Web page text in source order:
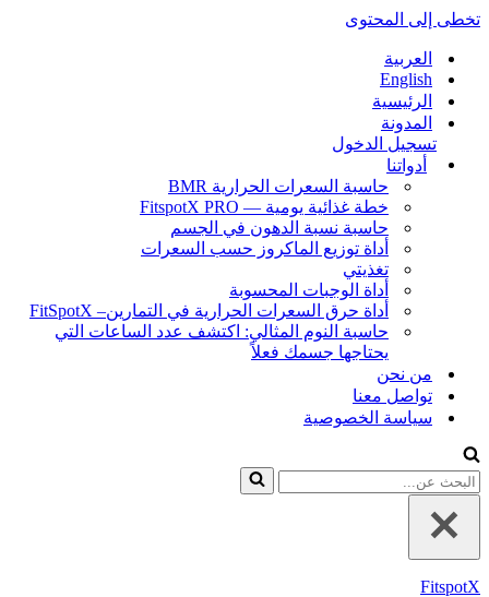
تخطى إلى المحتوى
العربية
English
الرئيسية
المدونة
تسجيل الدخول
أدواتنا
حاسبة السعرات الحرارية BMR
خطة غذائية يومية — FitspotX PRO
حاسبة نسبة الدهون في الجسم
أداة توزيع الماكروز حسب السعرات
تغذيتي
أداة الوجبات المحسوبة
أداة حرق السعرات الحرارية في التمارين– FitSpotX
حاسبة النوم المثالي: اكتشف عدد الساعات التي
يحتاجها جسمك فعلاً
من نحن
تواصل معنا
سياسة الخصوصية
FitspotX